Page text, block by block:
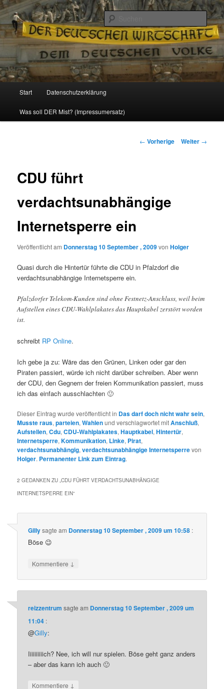
Reizzentrum
Politik, Wirtschaft, Soziales und Gesellschaft
Zum
Inhalt
Start Datenschutzerklärung
Was soll DER Mist? (Impressumersatz)
Beitrags-
← Vorherige Weiter →
CDU führt
verdachtsunabhängige
Internetsperre ein
Veröffentlicht am Donnerstag 10 September , 2009vonHolger
Quasi durch die Hintertür führte die CDU in Pfalzdorf die
verdachtsunabhängige Internetsperre ein.
Pfalzdorfer Telekom-Kunden sind ohne Festnetz-Anschluss, weil beim
Aufstellen eines CDU-Wahlplakates das Hauptkabel zerstört worden
ist.
schreibt RP Online.
Ich gebe ja zu: Wäre das den Grünen, Linken oder gar den
Piraten passiert, würde ich nicht darüber schreiben. Aber wenn
der CDU, den Gegnern der freien Kommunikation passiert, muss
ich das einfach ausschlachten 🙂
Dieser Eintrag wurde veröffentlicht in Das darf doch nicht wahr sein,
Musste raus,parteien,Wahlenund verschlagwortet mitAnschluß,
Aufstellen,Cdu,CDU-Wahlplakates,Hauptkabel,Hintertür,
Internetsperre,Kommunikation, Linke, Pirat,
verdachtsunabhängig,verdachtsunabhängige Internetsperrevon
Holger. Permanenter Link zum Eintrag.
2 GEDANKEN ZU „CDU FÜHRT VERDACHTSUNABHÄNGIGE
INTERNETSPERRE EIN“
Gillysagte am Donnerstag 10 September , 2009 um 10:58 :
Böse 😉
Kommentiere ↓
reizzentrum sagte am Donnerstag 10 September , 2009 um
11:04 :
@Gilly:
Iiiiiiiiiich? Nee, ich will nur spielen. Böse geht ganz anders
– aber das kann ich auch 🙂
Kommentiere ↓